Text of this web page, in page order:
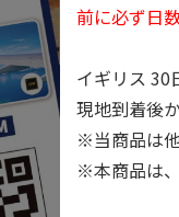
前に必ず日
イギリス 30
現地到着後
※当商品は
※本商品は